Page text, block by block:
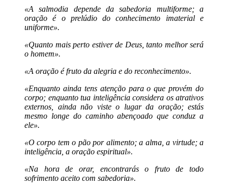
«A salmodia depende da sabedoria multiforme; a
oração é o prelúdio do conhecimento imaterial e
uniforme».
«Quanto mais perto estiver de Deus, tanto melhor será
o homem».
«A oração é fruto da alegria e do reconhecimento».
«Enquanto ainda tens atenção para o que provém do
corpo; enquanto tua inteligência considera os atrativos
externos, ainda não viste o lugar da oração; estás
mesmo longe do caminho abençoado que conduz a
ele».
«O corpo tem o pão por alimento; a alma, a virtude; a
inteligência, a oração espiritual».
«Na hora de orar, encontrarás o fruto de todo
sofrimento aceito com sabedoria».